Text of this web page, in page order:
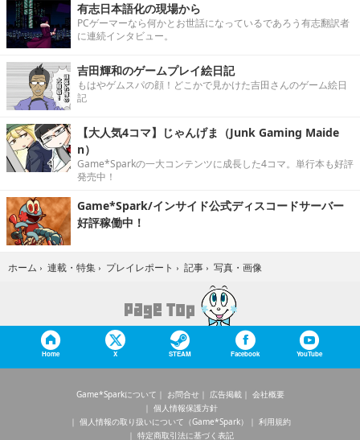
有志日本語化の現場から
PCゲーマーなら何かとお世話になっているであろう有志翻訳者
に連続インタビュー。
吉田輝和のゲームプレイ絵日記
もはやゲムスパの顔！どこかで見かけた吉田さんのゲーム絵日
記
【大人気4コマ】じゃんげま（Junk Gaming Maide
n）
Game*Sparkの一大コンテンツに成長した4コマ。単行本も好評
発売中！
Game*Spark/インサイド公式ディスコードサーバー
好評稼働中！
ホーム › 連載・特集 › プレイレポート › 記事 › 写真・画像
Home X STEAM Facebook YouTube
Game*Sparkについて お問合せ 広告掲載
会社概要
個人情報保護方針
個人情報の取り扱いについて（Game*Spark）
利用規約
特定商取引法に基づく表記